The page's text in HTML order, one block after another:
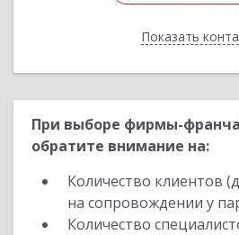
ПоказатьНазад
При выборе фирмы-
обратите внимание на:
Количество клиентов
на сопровождении у
Количество